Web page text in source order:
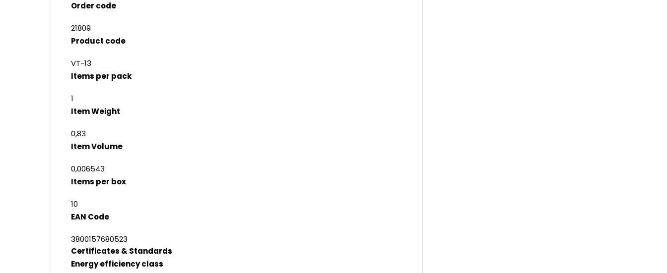
Order code
21809
Product code
VT-13
Items per pack
1
Item Weight
0,83
Item Volume
0,006543
Items per box
10
EAN Code
3800157680523
Certificates & Standards
Energy efficiency class